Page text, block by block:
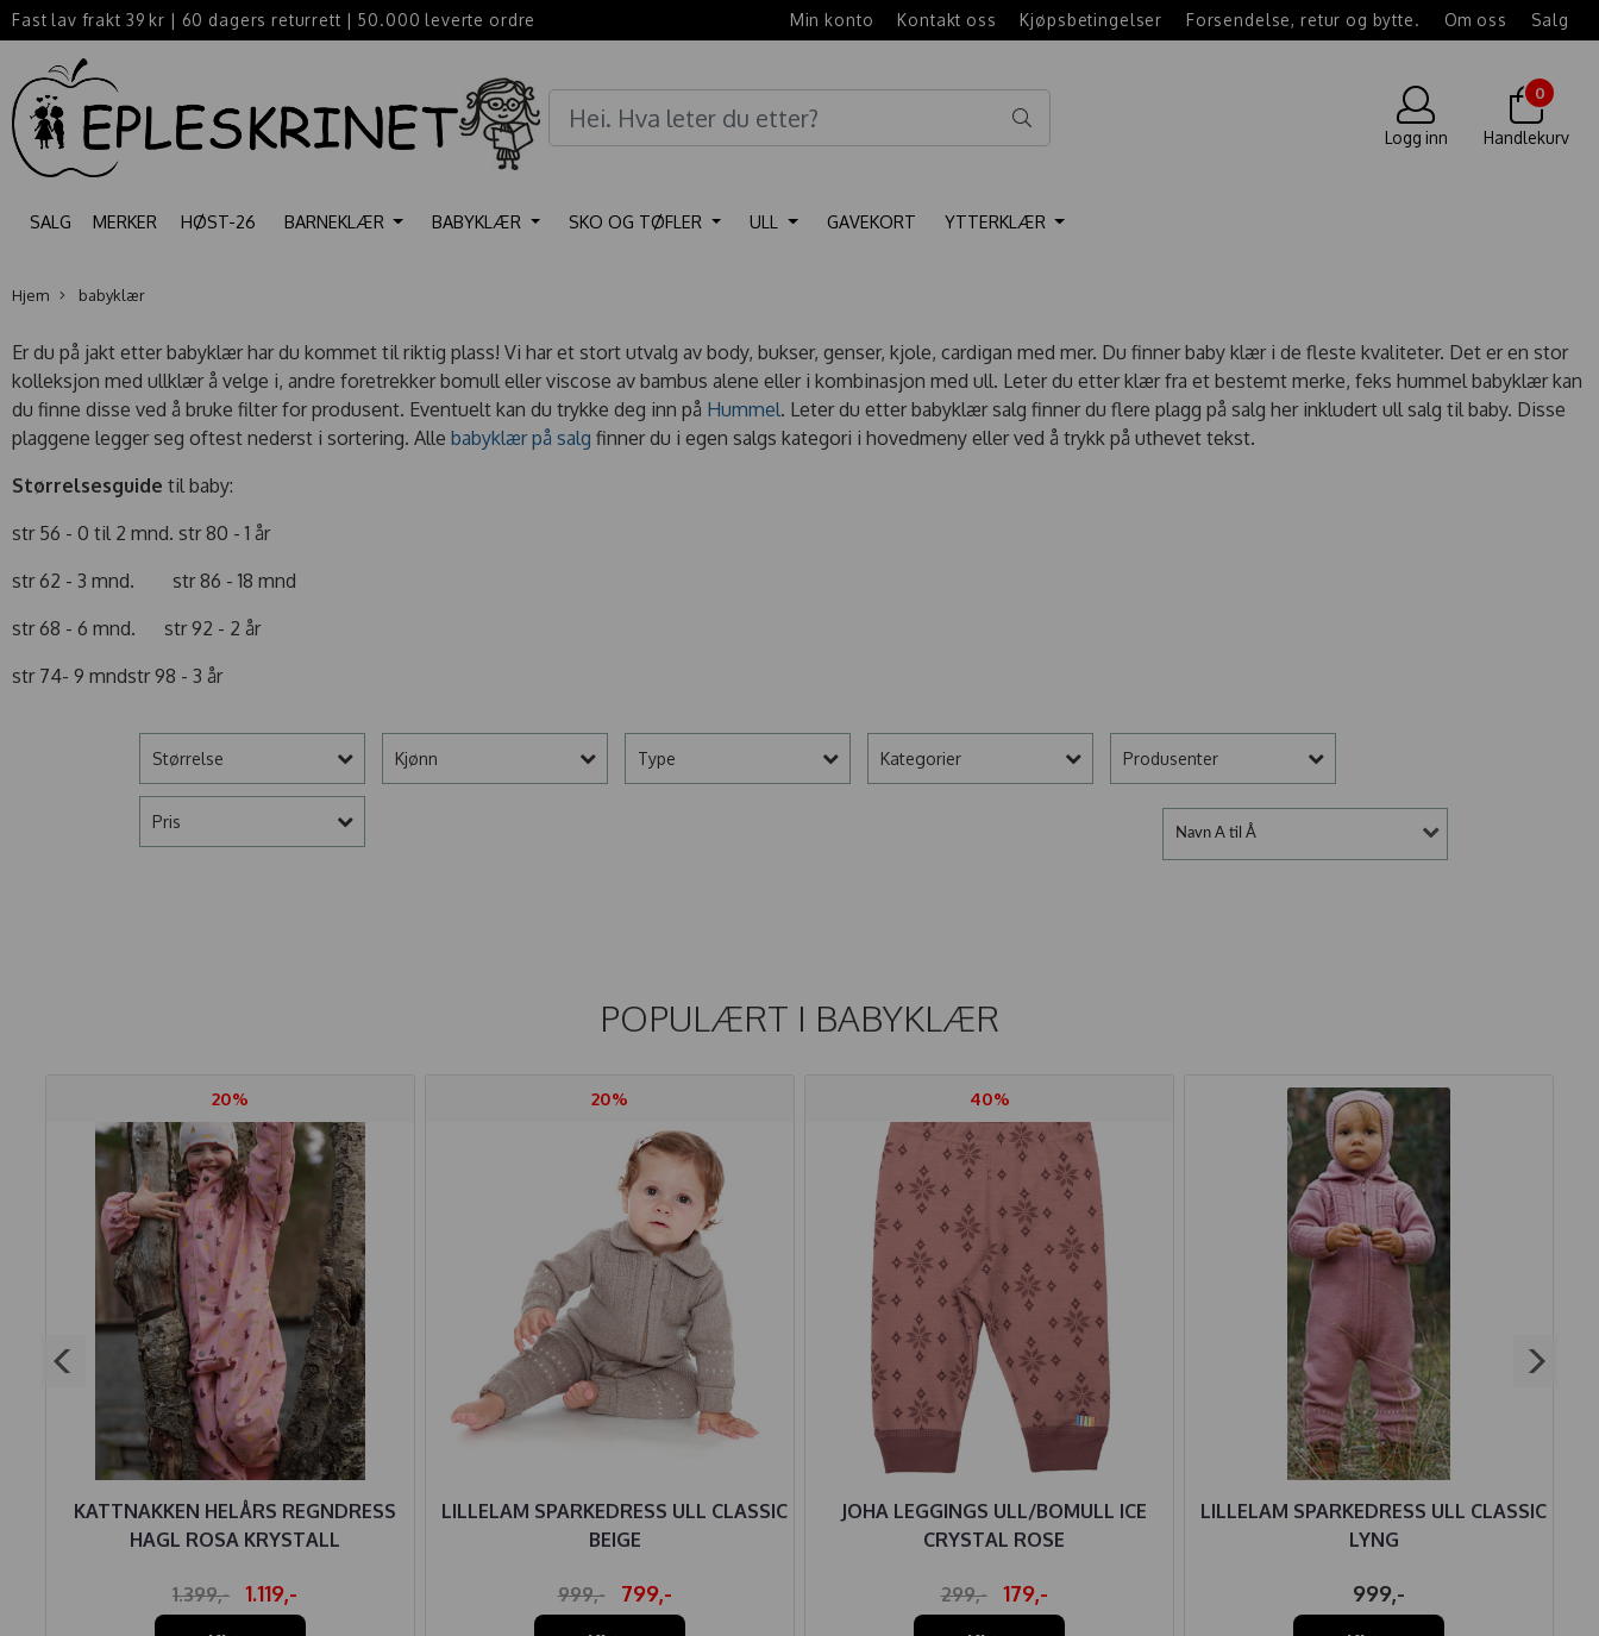
Fast lav frakt 39 kr | 60 dagers returrett | 50.000 leverte ordre Min konto Kontakt oss Kjøpsbetingelser Forsendelse, retur og bytte. Om oss Salg
Logg inn
0
Handlekurv
SALG MERKER HØST-26 BARNEKLÆR BABYKLÆR SKO OG TØFLER ULL GAVEKORT YTTERKLÆR
Hjem babyklær
Er du på jakt etter babyklær har du kommet til riktig plass! Vi har et stort utvalg av body, bukser, genser, kjole, cardigan med mer. Du finner baby klær i de fleste kvaliteter. Det er en stor
kolleksjon med ullklær å velge i, andre foretrekker bomull eller viscose av bambus alene eller i kombinasjon med ull. Leter du etter klær fra et bestemt merke, feks hummel babyklær kan
du finne disse ved å bruke filter for produsent. Eventuelt kan du trykke deg inn på Hummel. Leter du etter babyklær salg finner du flere plagg på salg her inkludert ull salg til baby. Disse
plaggene legger seg oftest nederst i sortering. Alle babyklær på salg finner du i egen salgs kategori i hovedmeny eller ved å trykk på uthevet tekst.
Størrelsesguide til baby:
str 56 - 0 til 2 mnd. str 80 - 1 år
str 62 - 3 mnd. str 86 - 18 mnd
str 68 - 6 mnd. str 92 - 2 år
str 74- 9 mndstr 98 - 3 år
Størrelse Kjønn Type Kategorier Produsenter
Pris
Navn A til Å
POPULÆRT I BABYKLÆR
20%
KATTNAKKEN HELÅRS REGNDRESS
HAGL ROSA KRYSTALL
1.399,-
1.119,-
20%
LILLELAM SPARKEDRESS ULL CLASSIC
BEIGE
999,-
799,-
40%
JOHA LEGGINGS ULL/BOMULL ICE
CRYSTAL ROSE
299,-
179,-
LILLELAM SPARKEDRESS ULL CLASSIC
LYNG
999,-